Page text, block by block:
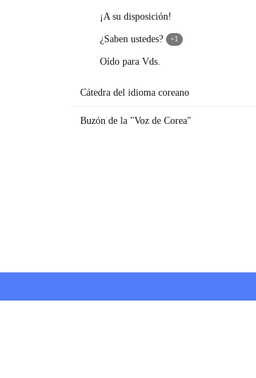
¡A su disposición!
¿Saben ustedes? +1
Oído para Vds.
Cátedra del idioma coreano
Buzón de la "Voz de Corea"